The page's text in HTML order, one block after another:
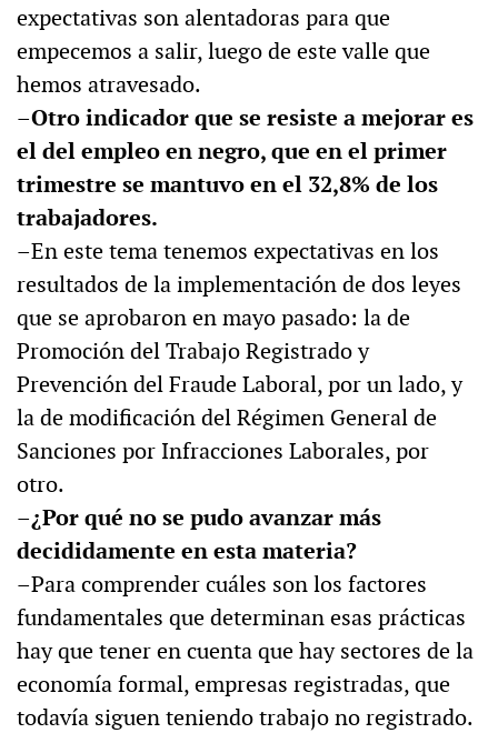
expectativas son alentadoras para que
empecemos a salir, luego de este valle que
hemos atravesado.
–Otro indicador que se resiste a mejorar es
el del empleo en negro, que en el primer
trimestre se mantuvo en el 32,8% de los
trabajadores.
–En este tema tenemos expectativas en los
resultados de la implementación de dos leyes
que se aprobaron en mayo pasado: la de
Promoción del Trabajo Registrado y
Prevención del Fraude Laboral, por un lado, y
la de modificación del Régimen General de
Sanciones por Infracciones Laborales, por
otro.
–¿Por qué no se pudo avanzar más
decididamente en esta materia?
–Para comprender cuáles son los factores
fundamentales que determinan esas prácticas
hay que tener en cuenta que hay sectores de la
economía formal, empresas registradas, que
todavía siguen teniendo trabajo no registrado.